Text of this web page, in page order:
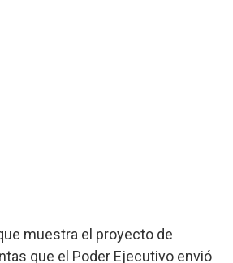
muestra el proyecto de
que el Poder Ejecutivo envió